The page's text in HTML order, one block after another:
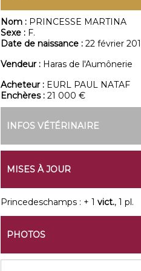
Nom : PRINCESSE MARTINA
Sexe : F.
Date de naissance : 22 février
Vendeur : Haras de l'Aumônerie
Acheteur : EURL PAUL NATAF
Enchères : 21 000 €
INFOS VÉTÉRINAIRE
MISES À JOUR
Princedeschamps : + 1 vict., 1 pl.
PHOTOS